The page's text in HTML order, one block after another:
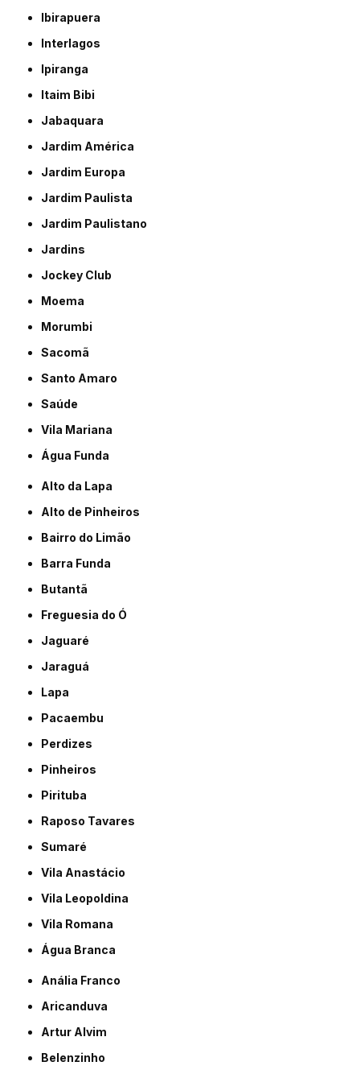
Ibirapuera
Interlagos
Ipiranga
Itaim Bibi
Jabaquara
Jardim América
Jardim Europa
Jardim Paulista
Jardim Paulistano
Jardins
Jockey Club
Moema
Morumbi
Sacomã
Santo Amaro
Saúde
Vila Mariana
Água Funda
Alto da Lapa
Alto de Pinheiros
Bairro do Limão
Barra Funda
Butantã
Freguesia do Ó
Jaguaré
Jaraguá
Lapa
Pacaembu
Perdizes
Pinheiros
Pirituba
Raposo Tavares
Sumaré
Vila Anastácio
Vila Leopoldina
Vila Romana
Água Branca
Anália Franco
Aricanduva
Artur Alvim
Belenzinho